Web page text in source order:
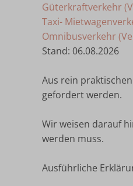
Güterkraftverkehr
Taxi-
Omnibusverkehr
Stand: 06.08.2026
Aus rein
gefordert werden.
Wir weisen darauf
werden muss.
Ausführliche